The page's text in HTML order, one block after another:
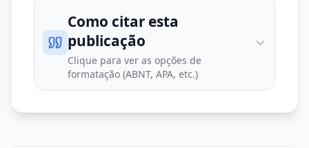
Como citar esta
publicação
Clique para ver as opções de
formatação (ABNT, APA, etc.)